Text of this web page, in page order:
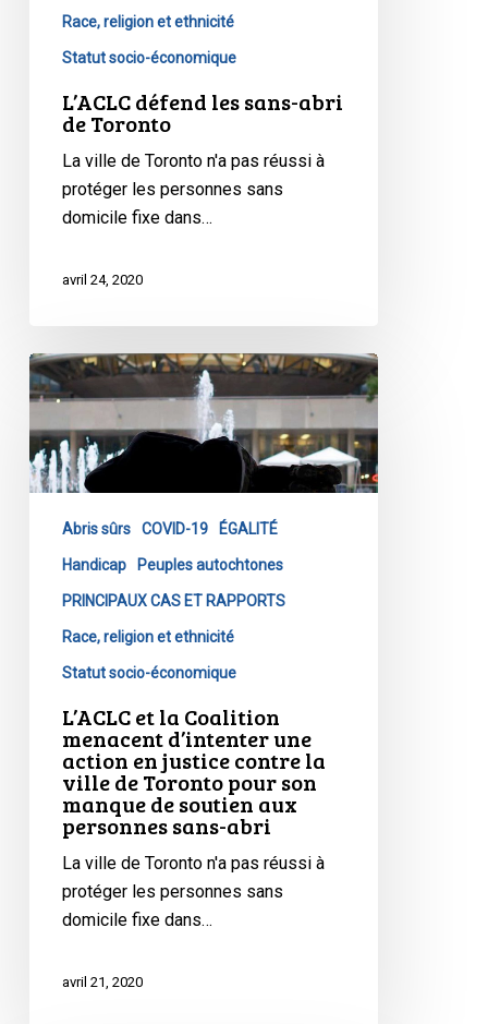
Race, religion et ethnicité
Statut socio-économique
L’ACLC défend les sans-abri
de Toronto
La ville de Toronto n'a pas réussi à
protéger les personnes sans
domicile fixe dans…
avril 24, 2020
L’ACLC
et
Coalition
menacent
action
contre
Toronto
soutien
sans-
Abris sûrs COVID-19 ÉGALITÉ
Handicap Peuples autochtones
PRINCIPAUX CAS ET RAPPORTS
Race, religion et ethnicité
Statut socio-économique
L’ACLC et la Coalition
menacent d’intenter une
action en justice contre la
ville de Toronto pour son
manque de soutien aux
personnes sans-abri
La ville de Toronto n'a pas réussi à
protéger les personnes sans
domicile fixe dans…
avril 21, 2020